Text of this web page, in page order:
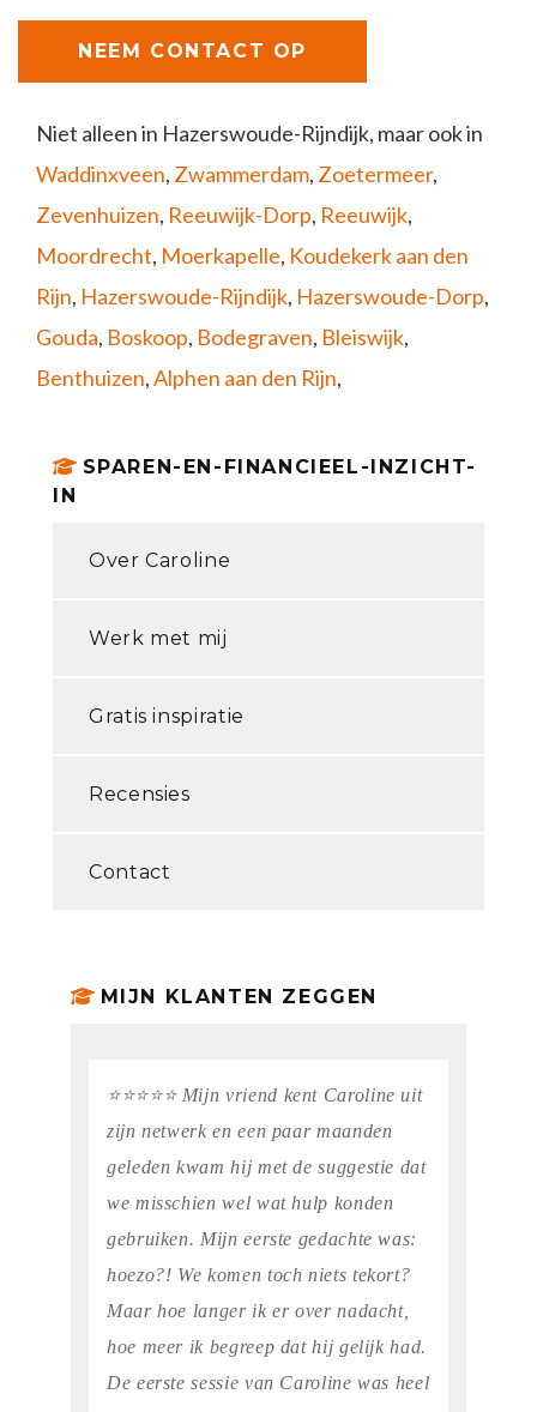
NEEM CONTACT OP
Niet alleen in Hazerswoude-Rijndijk, maar ook in
Waddinxveen, Zwammerdam, Zoetermeer,
Zevenhuizen, Reeuwijk-Dorp, Reeuwijk,
Moordrecht, Moerkapelle, Koudekerk aan den
Rijn, Hazerswoude-Rijndijk, Hazerswoude-Dorp,
Gouda, Boskoop, Bodegraven, Bleiswijk,
Benthuizen,Alphen aan den Rijn,
SPAREN-EN-FINANCIEEL-INZICHT-
IN
Over Caroline
Werk met mij
Gratis inspiratie
Recensies
Contact
MIJN KLANTEN ZEGGEN
⭐️⭐️⭐️⭐️⭐️ Mijn vriend kent Caroline uit
zijn netwerk en een paar maanden
geleden kwam hij met de suggestie dat
we misschien wel wat hulp konden
gebruiken. Mijn eerste gedachte was:
hoezo?! We komen toch niets tekort?
Maar hoe langer ik er over nadacht,
hoe meer ik begreep dat hij gelijk had.
De eerste sessie van Caroline was heel